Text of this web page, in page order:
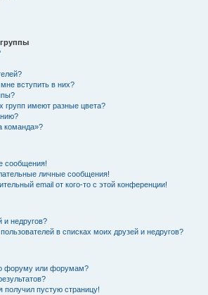
вступить в них?
групп имеют разные цвета?
команда»?
сообщения!
личные сообщения!
email от кого-то с этой конференции!
и недругов?
в списках моих друзей и недругов?
форуму или форумам?
получил пустую страницу!